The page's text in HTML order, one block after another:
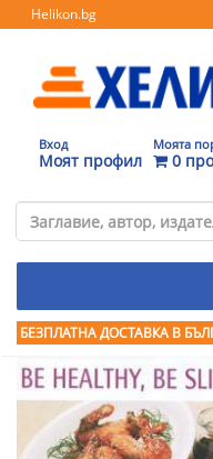
Helikon.bg
Вход
Моят профил
Моята
0
БЕЗПЛАТНА ДОСТАВКА В